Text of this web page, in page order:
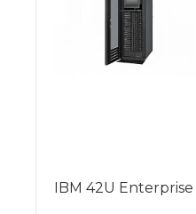
IBM 42U